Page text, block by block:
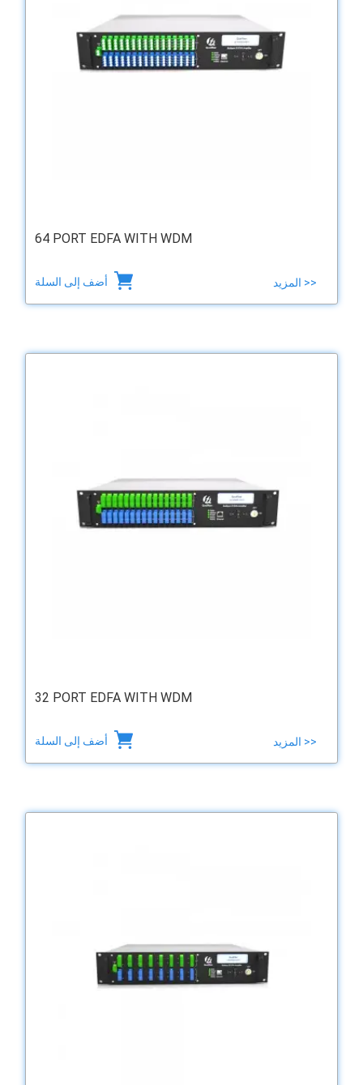
64 PORT EDFA WITH WDM
المزيد >>
32 PORT EDFA WITH WDM
المزيد >>